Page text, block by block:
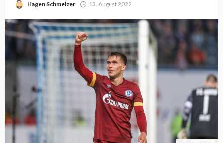
Hagen Schmelzer 13. August 2022